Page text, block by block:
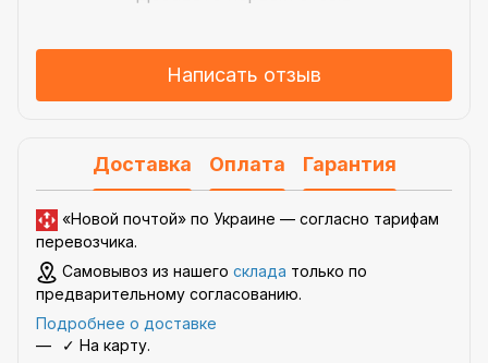
Написать отзыв
Доставка Оплата Гарантия
«Новой почтой» по Украине — согласно тарифам
перевозчика.
Самовывоз из нашего склада только по
предварительному согласованию.
Подробнее о доставке
✓ На карту.